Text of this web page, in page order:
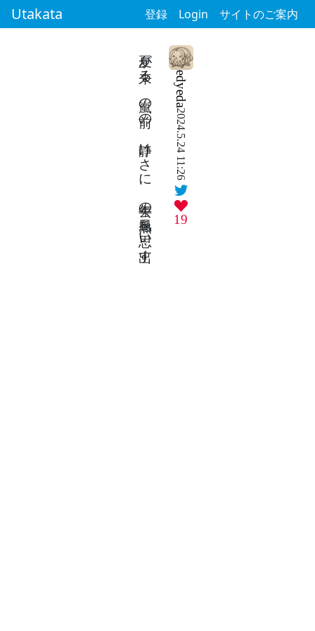
Utakata 登録 Login サイトのご案内
edyeda
2024.5.24 11:26
19
夏が来る 嵐の前の 静けさに 去年の熱風を思い出す